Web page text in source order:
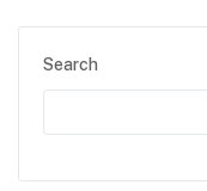
Search